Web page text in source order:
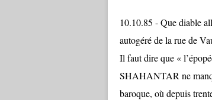
10.10.85 - Que diable
autogéré de la rue de
Il faut dire que «
SHAHANTAR ne
baroque, où depuis